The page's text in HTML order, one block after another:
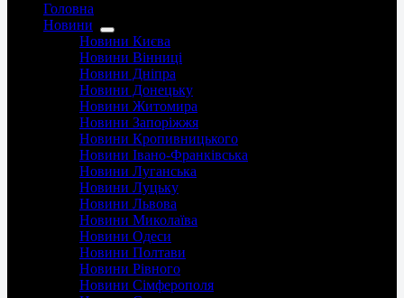
Головна
Новини
Новини Києва
Новини Вінниці
Новини Дніпра
Новини Донецьку
Новини Житомира
Новини Запоріжжя
Новини Кропивницького
Новини Івано-Франківська
Новини Луганська
Новини Луцьку
Новини Львова
Новини Миколаїва
Новини Одеси
Новини Полтави
Новини Рівного
Новини Сімферополя